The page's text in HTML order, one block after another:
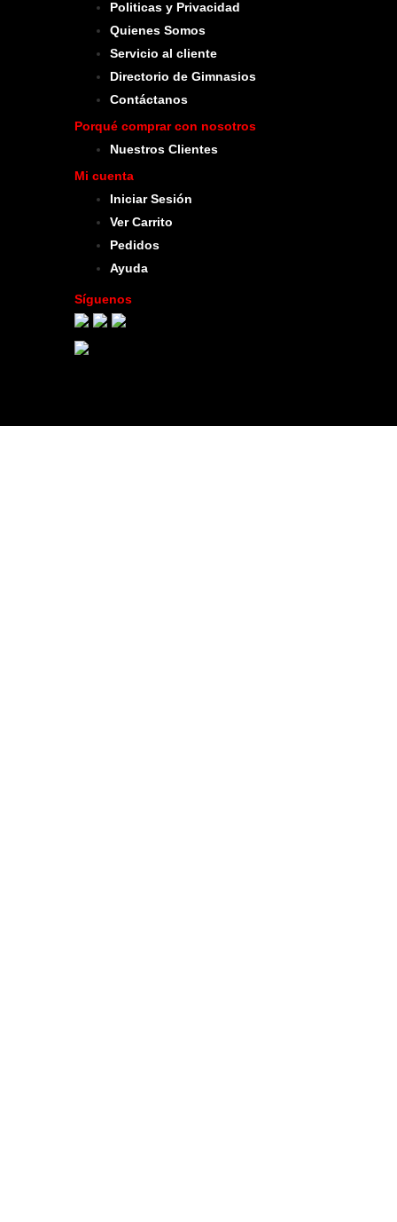
Politicas y Privacidad
Quienes Somos
Servicio al cliente
Directorio de Gimnasios
Contáctanos
Porqué comprar con nosotros
Nuestros Clientes
Mi cuenta
Iniciar Sesión
Ver Carrito
Pedidos
Ayuda
Síguenos